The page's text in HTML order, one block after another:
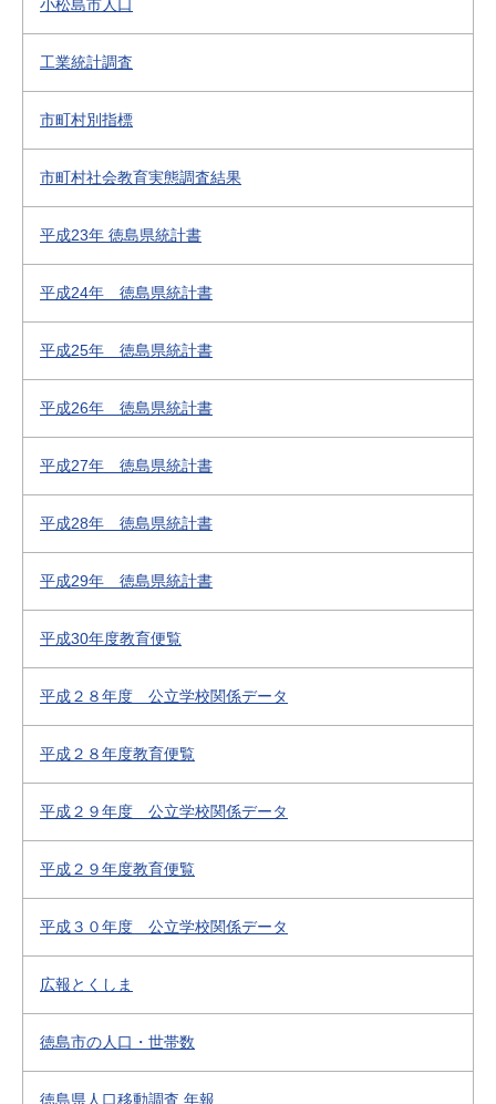
小松島市人口
工業統計調査
市町村別指標
市町村社会教育実態調査結果
平成23年 徳島県統計書
平成24年 徳島県統計書
平成25年 徳島県統計書
平成26年 徳島県統計書
平成27年 徳島県統計書
平成28年 徳島県統計書
平成29年 徳島県統計書
平成30年度教育便覧
平成２８年度 公立学校関係データ
平成２８年度教育便覧
平成２９年度 公立学校関係データ
平成２９年度教育便覧
平成３０年度 公立学校関係データ
広報とくしま
徳島市の人口・世帯数
徳島県人口移動調査 年報